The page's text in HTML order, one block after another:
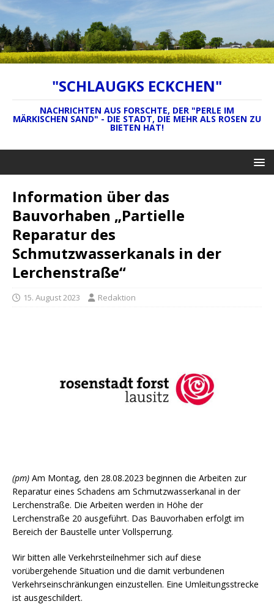
"SCHLAUGKS ECKCHEN"
NACHRICHTEN AUS FORSCHTE, DER "PERLE IM
MÄRKISCHEN SAND" - DIE STADT, DIE MEHR ALS ROSEN ZU
BIETEN HAT!
Information über das
Bauvorhaben „Partielle
Reparatur des
Schmutzwasserkanals in der
Lerchenstraße“
15. August 2023 Redaktion
(pm) Am Montag, den 28.08.2023 beginnen die Arbeiten zur
Reparatur eines Schadens am Schmutzwasserkanal in der
Lerchenstraße. Die Arbeiten werden in Höhe der
Lerchenstraße 20 ausgeführt. Das Bauvorhaben erfolgt im
Bereich der Baustelle unter Vollsperrung.
Wir bitten alle Verkehrsteilnehmer sich auf diese
vorübergehende Situation und die damit verbundenen
Verkehrseinschränkungen einzustellen. Eine Umleitungsstrecke
ist ausgeschildert.